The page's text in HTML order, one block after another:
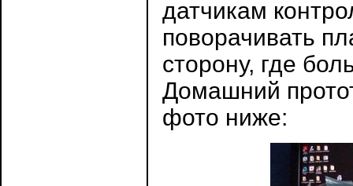
датчикам
поворачивать
сторону, где
Домашний
фото ниже: